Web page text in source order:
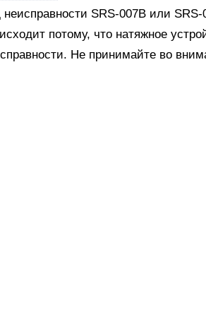
неисправности SRS-007B или
потому, что натяжное
Не принимайте во